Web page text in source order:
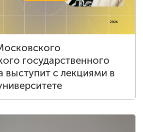
государственного
выступит с лекциями в